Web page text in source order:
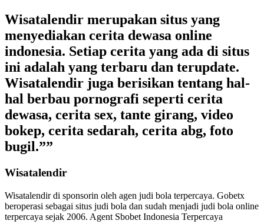
Wisatalendir merupakan situs yang
menyediakan cerita dewasa online
indonesia. Setiap cerita yang ada di situs
ini adalah yang terbaru dan terupdate.
Wisatalendir juga berisikan tentang hal-
hal berbau pornografi seperti cerita
dewasa, cerita sex, tante girang, video
bokep, cerita sedarah, cerita abg, foto
bugil.””
Wisatalendir
Wisatalendir di sponsorin oleh agen judi bola terpercaya. Gobetx
beroperasi sebagai situs judi bola dan sudah menjadi judi bola online
terpercaya sejak 2006. Agent Sbobet Indonesia Terpercaya